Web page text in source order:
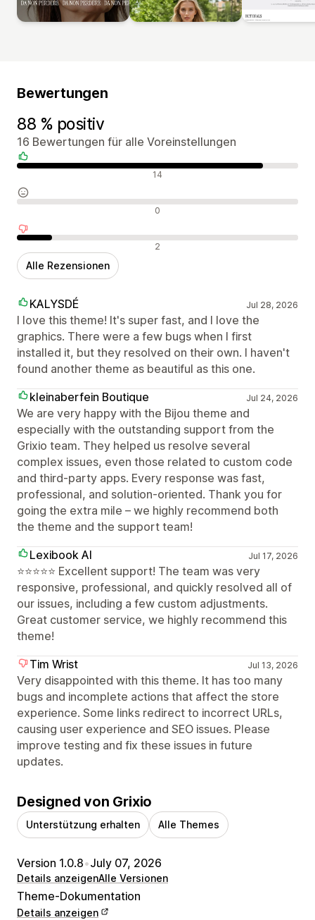
Bewertungen
88 % positiv
16 Bewertungen für alle Voreinstellungen
Positive Bewertungen 14
Neutrale Bewertungen 0
Negative Bewertungen 2
Alle Rezensionen
KALYSDÉ Jul 28, 2026
I love this theme! It's super fast, and I love the
graphics. There were a few bugs when I first
installed it, but they resolved on their own. I haven't
found another theme as beautiful as this one.
kleinaberfein Boutique
Jul 24, 2026
We are very happy with the Bijou theme and
especially with the outstanding support from the
Grixio team. They helped us resolve several
complex issues, even those related to custom code
and third-party apps. Every response was fast,
professional, and solution-oriented. Thank you for
going the extra mile – we highly recommend both
the theme and the support team!
Lexibook AI
Jul 17, 2026
⭐⭐⭐⭐⭐ Excellent support! The team was very
responsive, professional, and quickly resolved all of
our issues, including a few custom adjustments.
Great customer service, we highly recommend this
theme!
Tim Wrist
Jul 13, 2026
Very disappointed with this theme. It has too many
bugs and incomplete actions that affect the store
experience. Some links redirect to incorrect URLs,
causing user experience and SEO issues. Please
improve testing and fix these issues in future
updates.
Designed von Grixio
Unterstützung erhalten Alle Themes
Version 1.0.8•July 07, 2026
Details anzeigenAlle Versionen
Theme-Dokumentation
Details anzeigen